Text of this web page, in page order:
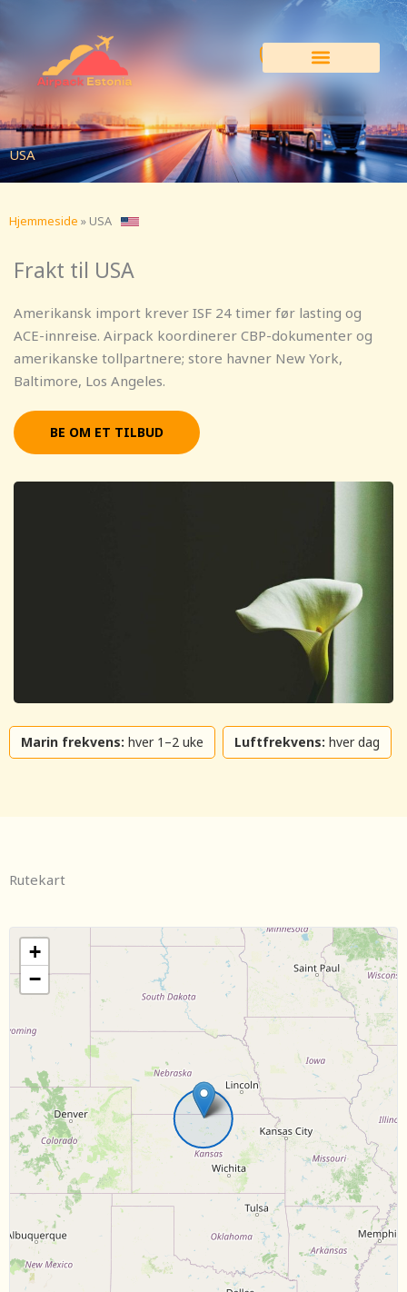
til
innholdet
USA
Hjemmeside » USA
Frakt til USA
Amerikansk import krever ISF 24 timer før lasting og
ACE-innreise. Airpack koordinerer CBP-dokumenter og
amerikanske tollpartnere; store havner New York,
Baltimore, Los Angeles.
BE OM ET TILBUD
Marin frekvens: hver 1–2 uke Luftfrekvens: hver dag
Rutekart
+
−